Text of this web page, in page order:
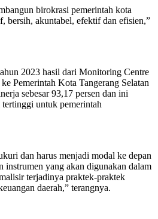
birokrasi pemerintah kota
bersih, akuntabel, efektif dan efisien,”
2023 hasil dari Monitoring Centre
Pemerintah Kota Tangerang Selatan
sebesar 93,17 persen dan ini
untuk pemerintah
dan harus menjadi modal ke depan
instrumen yang akan digunakan dalam
terjadinya praktek-praktek
daerah,” terangnya.